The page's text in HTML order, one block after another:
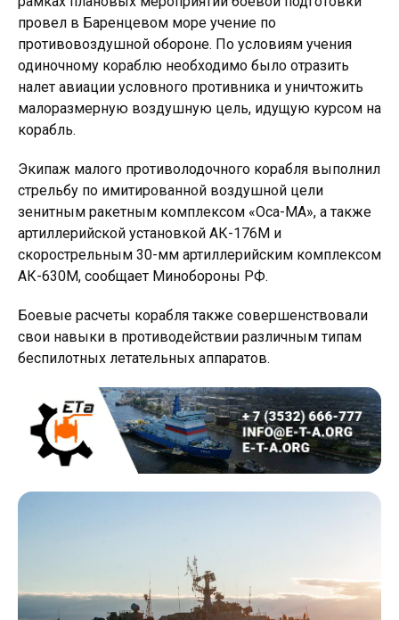
провел в Баренцевом море учение по
противовоздушной обороне. По условиям учения
одиночному кораблю необходимо было отразить
налет авиации условного противника и уничтожить
малоразмерную воздушную цель, идущую курсом на
корабль.
Экипаж малого противолодочного корабля выполнил
стрельбу по имитированной воздушной цели
зенитным ракетным комплексом «Оса-МА», а также
артиллерийской установкой АК-176М и
скорострельным 30-мм артиллерийским комплексом
АК-630М, сообщает Минобороны РФ.
Боевые расчеты корабля также совершенствовали
свои навыки в противодействии различным типам
беспилотных летательных аппаратов.